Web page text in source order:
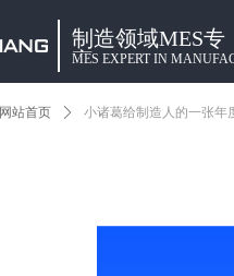
制造领域MES专
家
MES EXPERT IN
网站首页 ꄲ 小诸葛给制造人的一张年